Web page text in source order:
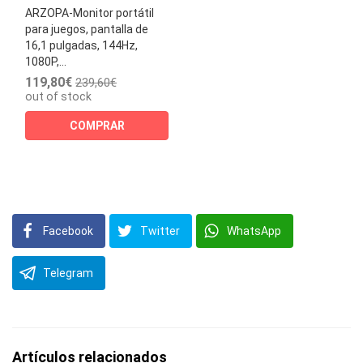
ARZOPA-Monitor portátil
para juegos, pantalla de
16,1 pulgadas, 144Hz,
1080P,...
119,80€ 239,60€
out of stock
COMPRAR
Facebook Twitter WhatsApp
Telegram
Artículos relacionados